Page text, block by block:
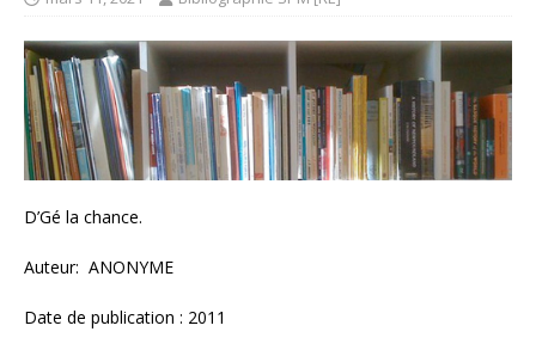
D’Gé la chance.
Auteur: ANONYME
Date de publication : 2011